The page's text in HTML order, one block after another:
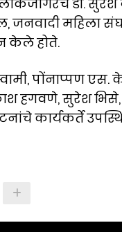
डॉ. सुरेश
महिला
केले होते.
पोंनाप्पण एस.
हगवणे, सुरेश
कार्यकर्ते